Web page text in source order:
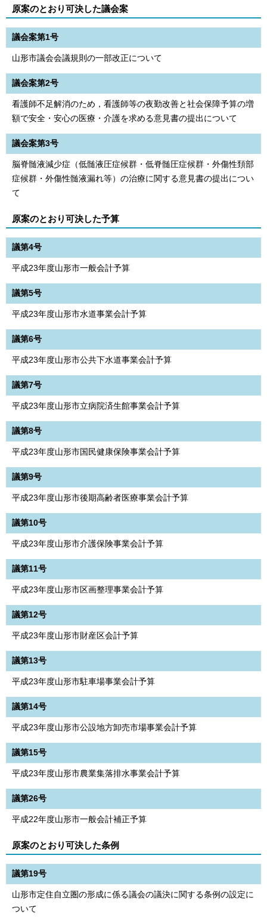
原案のとおり可決した議会案
議会案第1号
山形市議会会議規則の一部改正について
議会案第2号
看護師不足解消のため，看護師等の夜勤改善と社会保障予算の増
額で安全・安心の医療・介護を求める意見書の提出について
議会案第3号
脳脊髄液減少症（低髄液圧症候群・低脊髄圧症候群・外傷性頚部
症候群・外傷性髄液漏れ等）の治療に関する意見書の提出につい
て
原案のとおり可決した予算
議第4号
平成23年度山形市一般会計予算
議第5号
平成23年度山形市水道事業会計予算
議第6号
平成23年度山形市公共下水道事業会計予算
議第7号
平成23年度山形市立病院済生館事業会計予算
議第8号
平成23年度山形市国民健康保険事業会計予算
議第9号
平成23年度山形市後期高齢者医療事業会計予算
議第10号
平成23年度山形市介護保険事業会計予算
議第11号
平成23年度山形市区画整理事業会計予算
議第12号
平成23年度山形市財産区会計予算
議第13号
平成23年度山形市駐車場事業会計予算
議第14号
平成23年度山形市公設地方卸売市場事業会計予算
議第15号
平成23年度山形市農業集落排水事業会計予算
議第26号
平成22年度山形市一般会計補正予算
原案のとおり可決した条例
議第19号
山形市定住自立圏の形成に係る議会の議決に関する条例の設定に
ついて